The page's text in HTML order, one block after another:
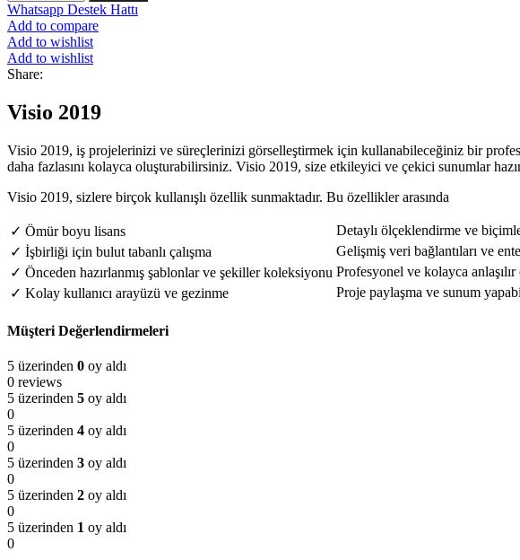
Whatsapp Destek Hattı
Add to compare
Add to wishlist
Add to wishlist
Share:
Visio 2019
Visio 2019, iş projelerinizi ve süreçlerinizi görselleştirmek için kullanabileceğiniz bir
daha fazlasını kolayca oluşturabilirsiniz. Visio 2019, size etkileyici ve çekici sunumlar
Visio 2019, sizlere birçok kullanışlı özellik sunmaktadır. Bu özellikler arasında
✓ Ömür boyu lisans
Detaylı ölçeklendirme ve
✓ İşbirliği için bulut tabanlı çalışma
Gelişmiş veri bağlantıları ve
✓ Önceden hazırlanmış şablonlar ve şekiller koleksiyonu Profesyonel ve kolayca anlaşılır
✓ Kolay kullanıcı arayüzü ve gezinme
Proje paylaşma ve sunum
Müşteri Değerlendirmeleri
5 üzerinden 0 oy aldı
0 reviews
5 üzerinden 5 oy aldı
0
5 üzerinden 4 oy aldı
0
5 üzerinden 3 oy aldı
0
5 üzerinden 2 oy aldı
0
5 üzerinden 1 oy aldı
0